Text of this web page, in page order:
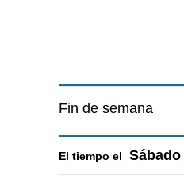
Fin de semana
El tiempo el Sábado